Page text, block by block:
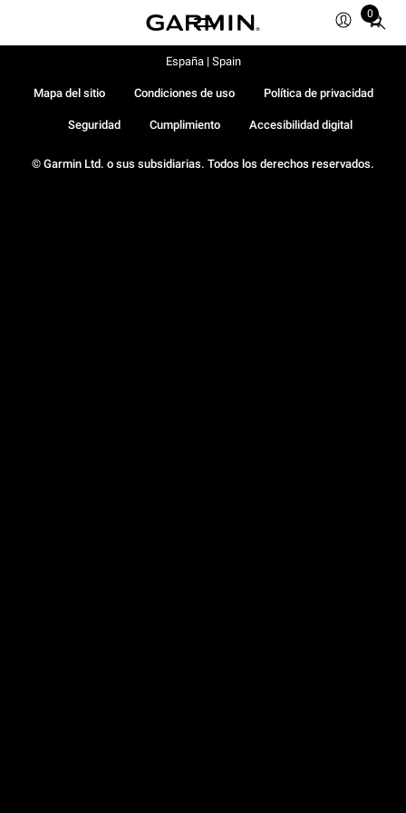
0
Total
© Garmin Ltd. o sus subsidiarias. Todos los derechos reservados.
Mapa del sitio Condiciones de uso Política de privacidad
Seguridad Cumplimiento Accesibilidad digital
España | Spain